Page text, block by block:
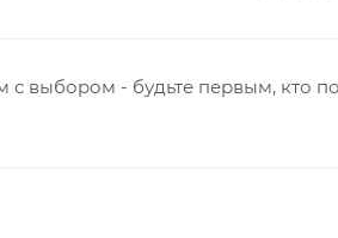
с выбором - будьте первым, кто